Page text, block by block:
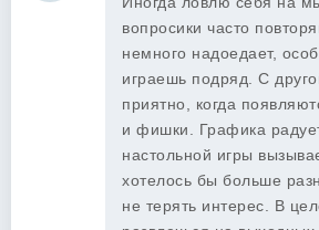
вопросики часто
немного надоедает,
играешь подряд. С
приятно, когда
и фишки. Графика
настольной игры
хотелось бы больше
не терять интерес. В